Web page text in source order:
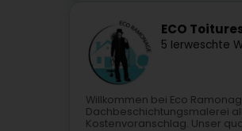
ECO
5 Ierweschte
Willkommen bei Eco
Dachbeschichtungsmalerei
Kostenvoranschlag. Unser